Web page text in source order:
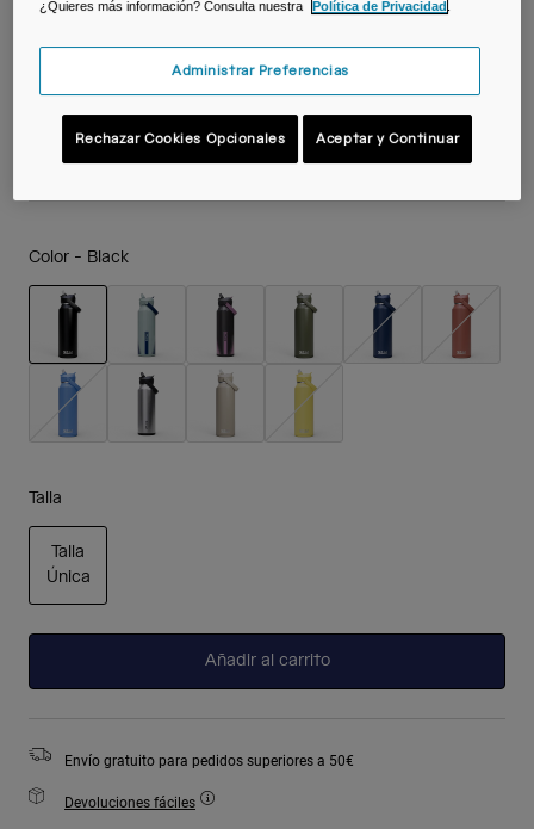
acero inoxidable
Color - Black
seleccionado
Talla
Talla
Única
Añadir al carrito
Envío gratuito para pedidos superiores a 50€
Devoluciones fáciles
¿Quieres más información? Consulta nuestra
Política de Privacidad
Administrar Preferencias
Rechazar Cookies Opcionales Aceptar y Continuar